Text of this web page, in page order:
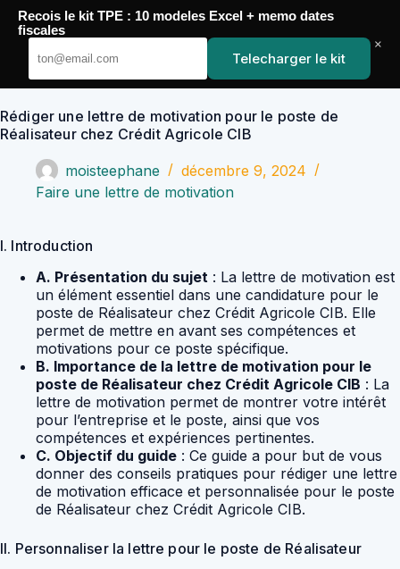
Passer
contenu
YoupiJobs
Rédiger une lettre de motivation pour le poste de
Réalisateur chez Crédit Agricole CIB
moisteephane
décembre 9, 2024
Faire une lettre de motivation
I. Introduction
A. Présentation du sujet : La lettre de motivation est
un élément essentiel dans une candidature pour le
poste de Réalisateur chez Crédit Agricole CIB. Elle
permet de mettre en avant ses compétences et
motivations pour ce poste spécifique.
B. Importance de la lettre de motivation pour le
poste de Réalisateur chez Crédit Agricole CIB : La
lettre de motivation permet de montrer votre intérêt
pour l’entreprise et le poste, ainsi que vos
compétences et expériences pertinentes.
C. Objectif du guide : Ce guide a pour but de vous
donner des conseils pratiques pour rédiger une lettre
de motivation efficace et personnalisée pour le poste
de Réalisateur chez Crédit Agricole CIB.
II. Personnaliser la lettre pour le poste de Réalisateur
Recois le kit TPE : 10 modeles Excel + memo dates
fiscales
Telecharger le kit
×